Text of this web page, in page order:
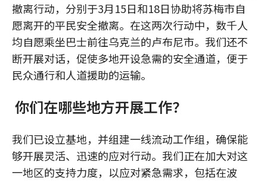
撤离行动，分别于3月15日和18日协助将苏梅市自
愿离开的平民安全撤离。在这两次行动中，数千人
均自愿乘坐巴士前往乌克兰的卢布尼市。我们还不
断开展对话，促使多地开设急需的安全通道，便于
民众通行和人道援助的运输。
你们在哪些地方开展工作？
我们已设立基地，并组建一线流动工作组，确保能
够开展灵活、迅速的应对行动。我们正在加大对这
一地区的支持力度，以应对紧急需求，包括在波